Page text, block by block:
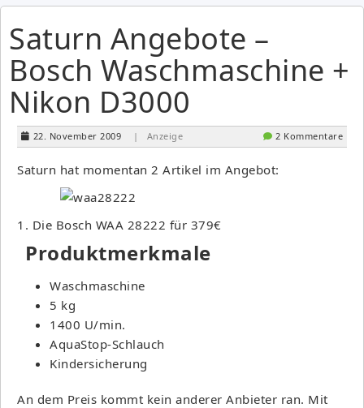
Saturn Angebote –
Bosch Waschmaschine +
Nikon D3000
22. November 2009 | Anzeige 2 Kommentare
Saturn hat momentan 2 Artikel im Angebot:
1. Die Bosch WAA 28222 für 379€
Produktmerkmale
Waschmaschine
5 kg
1400 U/min.
AquaStop-Schlauch
Kindersicherung
An dem Preis kommt kein anderer Anbieter ran. Mit